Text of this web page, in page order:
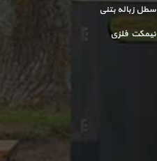
سطل زباله بتنی
نیمکت فلزی